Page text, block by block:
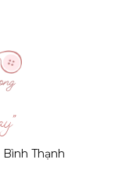
Bình Thạnh